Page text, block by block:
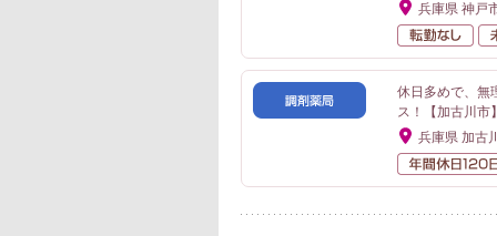
兵庫県 神戸
転
休日多めで、無
ス！【加古川市
兵庫県 加古